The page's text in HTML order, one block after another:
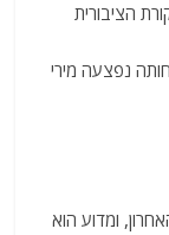
הציבורית
נפצעה מירי
ומדוע הוא